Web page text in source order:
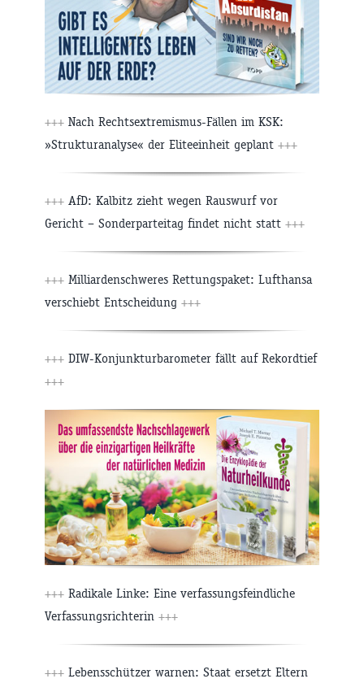
+++ Nach Rechtsextremismus-Fällen im KSK:
»Strukturanalyse« der Eliteeinheit geplant +++
+++ AfD: Kalbitz zieht wegen Rauswurf vor
Gericht – Sonderparteitag findet nicht statt +++
+++ Milliardenschweres Rettungspaket: Lufthansa
verschiebt Entscheidung +++
+++ DIW-Konjunkturbarometer fällt auf Rekordtief
+++
+++ Radikale Linke: Eine verfassungsfeindliche
Verfassungsrichterin +++
+++ Lebensschützer warnen: Staat ersetzt Eltern